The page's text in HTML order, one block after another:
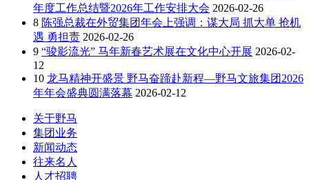
年度工作总结暨2026年工作安排大会 2026-02-26
8 陈强总裁在外贸集团年会上强调：谋大局 抓大单 抢机
遇 勇担责 2026-02-26
9 “骏影流光” 马年新春艺术展在文化中心开展 2026-02-
12
10 龙马精神开盛景 野马奋蹄赴新程—野马文旅集团2026
年年会盛典圆满落幕 2026-02-12
关于野马
集团业务
新闻动态
往来名人
人才招聘